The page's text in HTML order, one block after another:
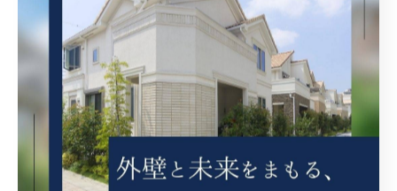
2026/08/06
大阪府吹田市に外壁フル塗装､シーリング工事､ベランダ簡易防水工事､エアコン脱却の現地調査に行きました。